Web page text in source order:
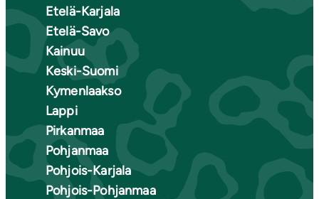
Etelä-Karjala
Etelä-Savo
Kainuu
Keski-Suomi
Kymenlaakso
Lappi
Pirkanmaa
Pohjanmaa
Pohjois-Karjala
Pohjois-Pohjanmaa